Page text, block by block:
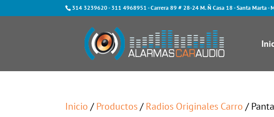
314 3239620- 311 4968951 - Carrera 89 # 28-24 M. Ñ Casa 18 - Santa Marta -
Inicio /Productos/Radios Originales Carro /